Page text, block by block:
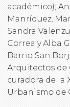
académico);
Manríquez,
Sandra
Correa y Alba
Barrio San
Arquitectos de
curadora de la
Urbanismo de